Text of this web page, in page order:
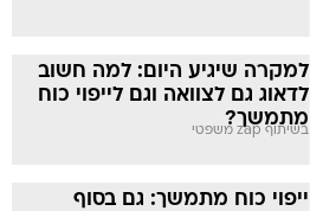
למקרה שיגיע היום: למה חשוב
לדאוג גם לצוואה וגם לייפוי כוח
מתמשך?
בשיתוף zap משפטי
ייפוי כוח מתמשך: גם בסוף